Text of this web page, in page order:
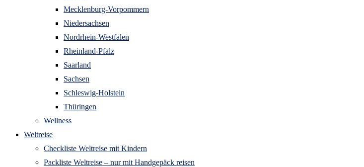
Mecklenburg-Vorpommern
Niedersachsen
Nordrhein-Westfalen
Rheinland-Pfalz
Saarland
Sachsen
Schleswig-Holstein
Thüringen
Wellness
Weltreise
Checkliste Weltreise mit Kindern
Packliste Weltreise – nur mit Handgepäck reisen